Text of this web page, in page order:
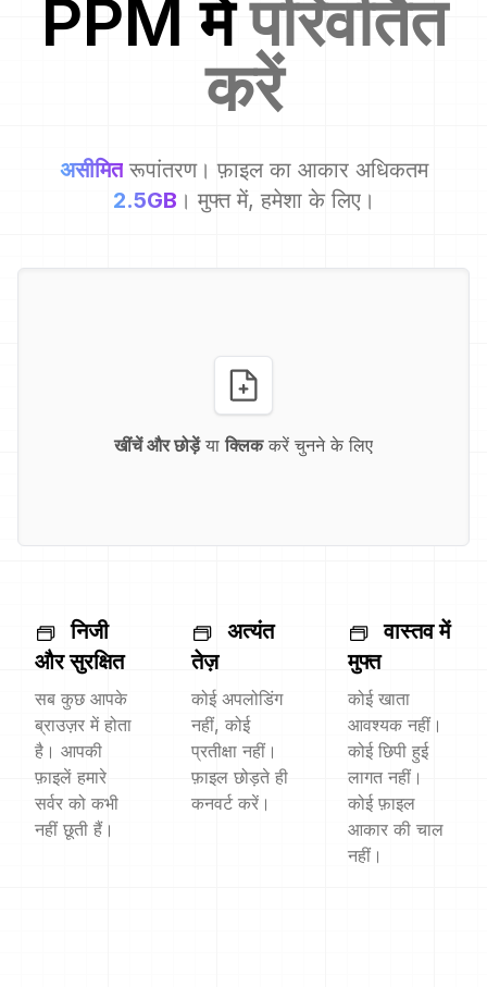
PPM मेंपरिवर्तित
करें
असीमित रूपांतरण। फ़ाइल का आकार अधिकतम
2.5GB । मुफ्त में, हमेशा के लिए।
खींचें और छोड़ेंया क्लिककरें चुनने के लिए
निजी
और सुरक्षित
सब कुछ आपके
ब्राउज़र में होता
है। आपकी
फ़ाइलें हमारे
सर्वर को कभी
नहीं छूती हैं।
अत्यंत
तेज़
कोई अपलोडिंग
नहीं, कोई
प्रतीक्षा नहीं।
फ़ाइल छोड़ते ही
कनवर्ट करें।
वास्तव में
मुफ्त
कोई खाता
आवश्यक नहीं।
कोई छिपी हुई
लागत नहीं।
कोई फ़ाइल
आकार की चाल
नहीं।